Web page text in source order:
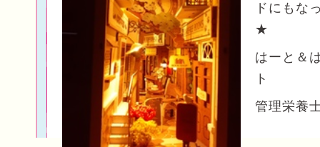
ドにもな
★
はーと＆
ト
管理栄